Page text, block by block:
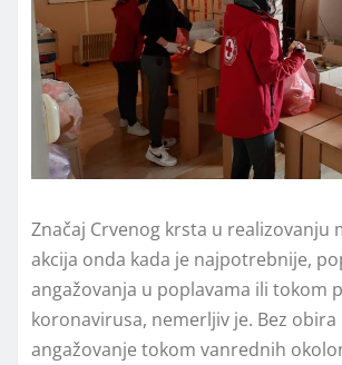
Značaj Crvenog krsta u realizovanju
akcija onda kada je najpotrebnije,
angažovanja u poplavama ili tokom
koronavirusa, nemerljiv je. Bez obira
angažovanje tokom vanrednih